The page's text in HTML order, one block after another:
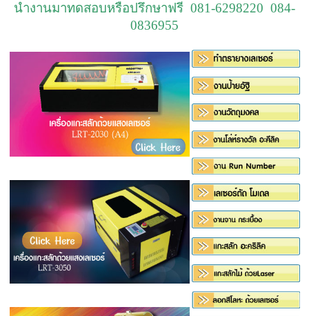
นำงานมาทดสอบหรือปรึกษาฟรี 081-6298220 084-
0836955